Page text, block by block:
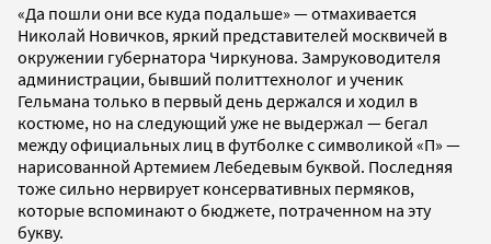
«Да пошли они все куда подальше» — отмахивается
Николай Новичков, яркий представителей москвичей в
окружении губернатора Чиркунова. Замруководителя
администрации, бывший политтехнолог и ученик
Гельмана только в первый день держался и ходил в
костюме, но на следующий уже не выдержал — бегал
между официальных лиц в футболке с символикой «П» —
нарисованной Артемием Лебедевым буквой. Последняя
тоже сильно нервирует консервативных пермяков,
которые вспоминают о бюджете, потраченном на эту
букву.